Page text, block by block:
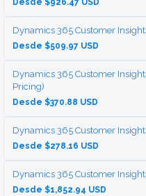
Desde $926.47 USD
Dynamics 365 Customer
Desde $509.97 USD
Dynamics 365 Customer
Pricing)
Desde $370.88 USD
Dynamics 365 Customer
Desde $278.16 USD
Dynamics 365 Customer
Desde $1,852.94 USD